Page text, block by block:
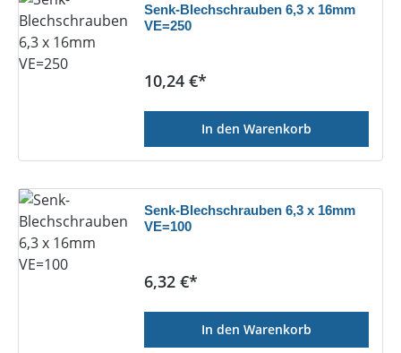
Senk-Blechschrauben 6,3 x 16mm
VE=250
Regulärer Preis:
10,24 €*
In den Warenkorb
Senk-Blechschrauben 6,3 x 16mm
VE=100
Regulärer Preis:
6,32 €*
In den Warenkorb